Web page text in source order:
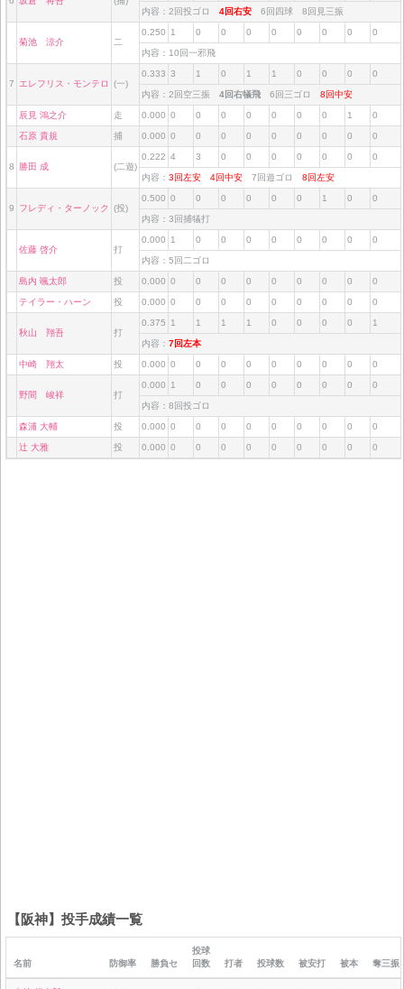
内容：2回投ゴロ 4回右安 6回四球 8回見三振
菊池 涼介 二
0.250 1 0 0 0 0 0 0 0 0
内容：10回一邪飛
7 エレフリス・モンテロ (一)
0.333 3 1 0 1 1 0 0 0 0
内容：2回空三振 4回右犠飛 6回三ゴロ 8回中安
辰見 鴻之介 走 0.000 0 0 0 0 0 0 0 1 0
石原 貴規 捕 0.000 0 0 0 0 0 0 0 0 0
8 勝田 成 (二遊)
0.222 4 3 0 0 0 0 0 0 0
内容： 3回左安 4回中安 7回遊ゴロ 8回左安
9 フレディ・ターノック (投)
0.500 0 0 0 0 0 0 1 0 0
内容：3回捕犠打
佐藤 啓介 打
0.000 1 0 0 0 0 0 0 0 0
内容：5回二ゴロ
島内 颯太郎 投 0.000 0 0 0 0 0 0 0 0 0
テイラー・ハーン 投 0.000 0 0 0 0 0 0 0 0 0
秋山 翔吾 打
0.375 1 1 1 1 0 0 0 0 1
内容： 7回左本
中崎 翔太 投 0.000 0 0 0 0 0 0 0 0 0
野間 峻祥 打
0.000 1 0 0 0 0 0 0 0 0
内容：8回投ゴロ
森浦 大輔 投 0.000 0 0 0 0 0 0 0 0 0
辻 大雅 投 0.000 0 0 0 0 0 0 0 0 0
【阪神】投手成績一覧
名前 防御率 勝負セ
投球
回数
打者 投球数 被安打 被本 奪三振